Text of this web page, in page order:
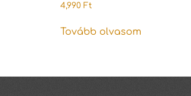
4,990 Ft
Tovább olvasom